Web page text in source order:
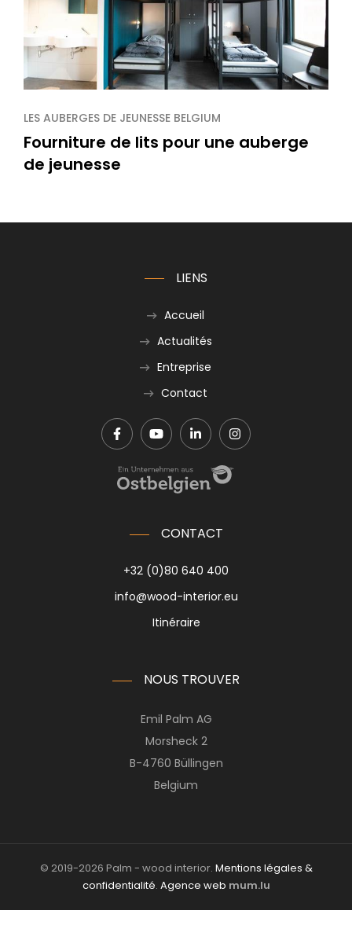
LES AUBERGES DE JEUNESSE BELGIUM
Fourniture de lits pour une auberge
de jeunesse
LIENS
Accueil
Actualités
Entreprise
Contact
CONTACT
+32 (0)80 640 400
info@wood-interior.eu
Itinéraire
NOUS TROUVER
Emil Palm AG
Morsheck 2
B-4760 Büllingen
Belgium
© 2019-2026 Palm - wood interior. Mentions légales &
confidentialité. Agence web mum.lu